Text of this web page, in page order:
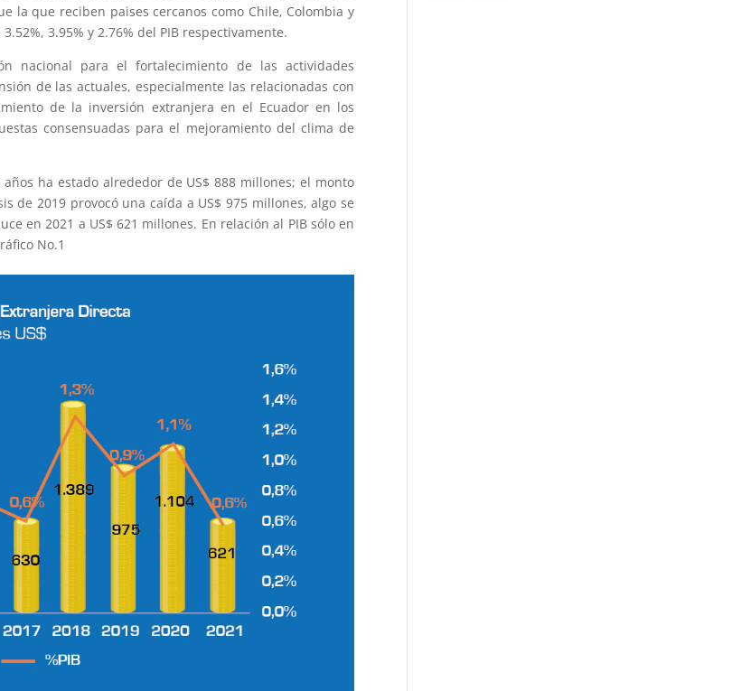
la que reciben paises cercanos como Chile, Colombia y
3.95% y 2.76% del PIB respectivamente.
nacional para el fortalecimiento de las actividades
de las actuales, especialmente las relacionadas con
de la inversión extranjera en el Ecuador en los
consensuadas para el mejoramiento del clima de
ha estado alrededor de US$ 888 millones; el monto
de 2019 provocó una caída a US$ 975 millones, algo se
en 2021 a US$ 621 millones. En relación al PIB sólo en
No.1